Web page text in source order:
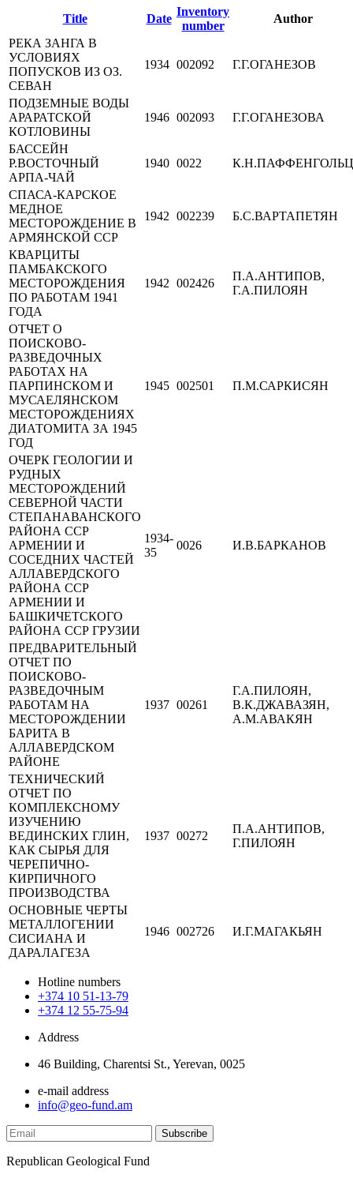
Title Date
Inventory
number
Author
РЕКА ЗАНГА В
УСЛОВИЯХ
ПОПУСКОВ ИЗ ОЗ.
СЕВАН
1934 002092 Г.Г.ОГАНЕЗОВ
ПОДЗЕМНЫЕ ВОДЫ
АРАРАТСКОЙ
КОТЛОВИНЫ
1946 002093 Г.Г.ОГАНЕЗОВА
БАССЕЙН
Р.ВОСТОЧНЫЙ
АРПА-ЧАЙ
1940 0022 К.Н.ПАФФЕНГОЛЬЦ
СПАСА-КАРСКОЕ
МЕДНОЕ
МЕСТОРОЖДЕНИЕ В
АРМЯНСКОЙ ССР
1942 002239 Б.С.ВАРТАПЕТЯН
КВАРЦИТЫ
ПАМБАКСКОГО
МЕСТОРОЖДЕНИЯ
ПО РАБОТАМ 1941
ГОДА
1942 002426
П.А.АНТИПОВ,
Г.А.ПИЛОЯН
ОТЧЕТ О
ПОИСКОВО-
РАЗВЕДОЧНЫХ
РАБОТАХ НА
ПАРПИНСКОМ И
МУСАЕЛЯНСКОМ
МЕСТОРОЖДЕНИЯХ
ДИАТОМИТА ЗА 1945
ГОД
1945 002501 П.М.САРКИСЯН
ОЧЕРК ГЕОЛОГИИ И
РУДНЫХ
МЕСТОРОЖДЕНИЙ
СЕВЕРНОЙ ЧАСТИ
СТЕПАНАВАНСКОГО
РАЙОНА ССР
АРМЕНИИ И
СОСЕДНИХ ЧАСТЕЙ
АЛЛАВЕРДСКОГО
РАЙОНА ССР
АРМЕНИИ И
БАШКИЧЕТСКОГО
РАЙОНА ССР ГРУЗИИ
1934-
35
0026 И.В.БАРКАНОВ
ПРЕДВАРИТЕЛЬНЫЙ
ОТЧЕТ ПО
ПОИСКОВО-
РАЗВЕДОЧНЫМ
РАБОТАМ НА
МЕСТОРОЖДЕНИИ
БАРИТА В
АЛЛАВЕРДСКОМ
РАЙОНЕ
1937 00261
Г.А.ПИЛОЯН,
В.К.ДЖАВАЗЯН,
А.М.АВАКЯН
ТЕХНИЧЕСКИЙ
ОТЧЕТ ПО
КОМПЛЕКСНОМУ
ИЗУЧЕНИЮ
ВЕДИНСКИХ ГЛИН,
КАК СЫРЬЯ ДЛЯ
ЧЕРЕПИЧНО-
КИРПИЧНОГО
ПРОИЗВОДСТВА
1937 00272
П.А.АНТИПОВ,
Г.ПИЛОЯН
ОСНОВНЫЕ ЧЕРТЫ
МЕТАЛЛОГЕНИИ
СИСИАНА И
ДАРАЛАГЕЗА
1946 002726 И.Г.МАГАКЬЯН
Hotline numbers
+374 10 51-13-79
+374 12 55-75-94
Address
46 Building, Charentsi St., Yerevan, 0025
e-mail address
info@geo-fund.am
Republican Geological Fund